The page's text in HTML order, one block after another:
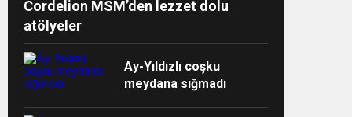
Cordelion MSM’den lezzet dolu
atölyeler
Ay-Yıldızlı coşku
meydana sığmadı